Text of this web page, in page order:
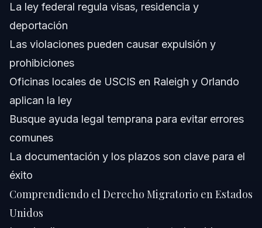
¿Cuánto tiempo tarda el procesamiento de solicitudes
de inmigración?
¿Qué documentos se necesitan para las solicitudes de
inmigración?
¿Cuáles son errores comunes en solicitudes de
en las leyes de inmigración?
Fuentes y Referencias
La ley federal regula visas, residencia y
deportación
Las violaciones pueden causar expulsión y
prohibiciones
Oficinas locales de USCIS en Raleigh y Orlando
aplican la ley
Busque ayuda legal temprana para evitar errores
comunes
La documentación y los plazos son clave para el
éxito
Comprendiendo el Derecho Migratorio en Estados
Unidos